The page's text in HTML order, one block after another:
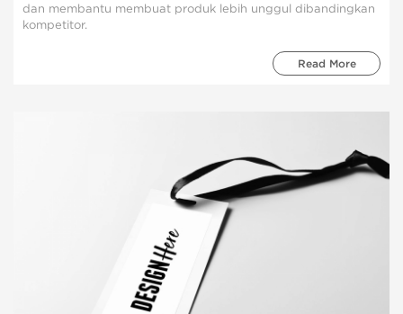
dan membantu membuat produk lebih unggul dibandingkan
kompetitor.
Read More